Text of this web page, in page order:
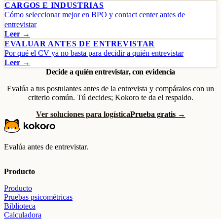
CARGOS E INDUSTRIAS
Cómo seleccionar mejor en BPO y contact center antes de
entrevistar
Leer →
EVALUAR ANTES DE ENTREVISTAR
Por qué el CV ya no basta para decidir a quién entrevistar
Leer →
Decide a quién entrevistar, con evidencia
Evalúa a tus postulantes antes de la entrevista y compáralos con un
criterio común. Tú decides; Kokoro te da el respaldo.
Ver soluciones para logísticaPrueba gratis →
Evalúa antes de entrevistar.
Producto
Producto
Pruebas psicométricas
Biblioteca
Calculadora